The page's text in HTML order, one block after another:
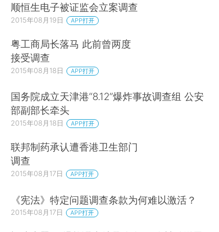
顺恒生电子被证监会立案调查
2015年08月19日 APP打开
粤工商局长落马 此前曾两度
接受调查
2015年08月18日 APP打开
国务院成立天津港“8.12”爆炸事故调查组 公安
部副部长牵头
2015年08月18日 APP打开
联邦制药承认遭香港卫生部门
调查
2015年08月17日 APP打开
《宪法》特定问题调查条款为何难以激活？
2015年08月17日 APP打开